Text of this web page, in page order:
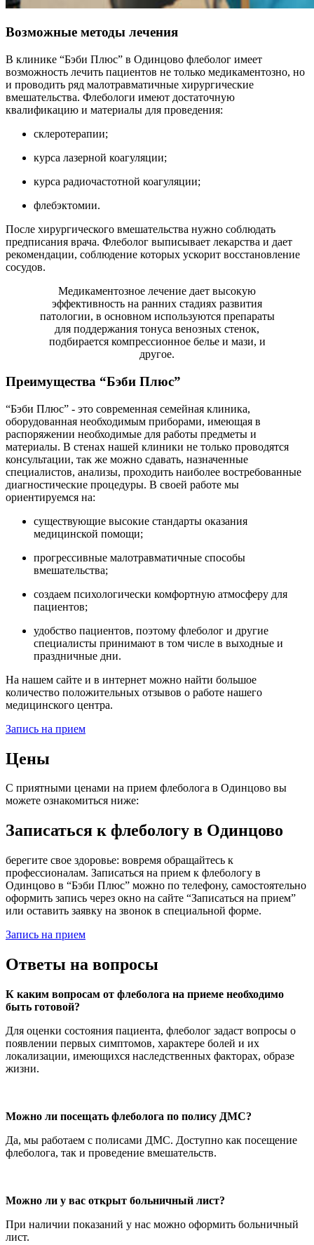
Возможные методы лечения
В клинике “Бэби Плюс” в Одинцово флеболог имеет
возможность лечить пациентов не только медикаментозно, но
и проводить ряд малотравматичные хирургические
вмешательства. Флебологи имеют достаточную
квалификацию и материалы для проведения:
склеротерапии;
курса лазерной коагуляции;
курса радиочастотной коагуляции;
флебэктомии.
После хирургического вмешательства нужно соблюдать
предписания врача. Флеболог выписывает лекарства и дает
рекомендации, соблюдение которых ускорит восстановление
сосудов.
Медикаментозное лечение дает высокую
эффективность на ранних стадиях развития
патологии, в основном используются препараты
для поддержания тонуса венозных стенок,
подбирается компрессионное белье и мази, и
другое.
Преимущества “Бэби Плюс”
“Бэби Плюс” - это современная семейная клиника,
оборудованная необходимым приборами, имеющая в
распоряжении необходимые для работы предметы и
материалы. В стенах нашей клиники не только проводятся
консультации, так же можно сдавать, назначенные
специалистов, анализы, проходить наиболее востребованные
диагностические процедуры. В своей работе мы
ориентируемся на:
существующие высокие стандарты оказания
медицинской помощи;
прогрессивные малотравматичные способы
вмешательства;
создаем психологически комфортную атмосферу для
пациентов;
удобство пациентов, поэтому флеболог и другие
специалисты принимают в том числе в выходные и
праздничные дни.
На нашем сайте и в интернет можно найти большое
количество положительных отзывов о работе нашего
медицинского центра.
Запись на прием
Цены
С приятными ценами на прием флеболога в Одинцово вы
можете ознакомиться ниже:
Записаться к флебологу в Одинцово
берегите свое здоровье: вовремя обращайтесь к
профессионалам. Записаться на прием к флебологу в
Одинцово в “Бэби Плюс” можно по телефону, самостоятельно
оформить запись через окно на сайте “Записаться на прием”
или оставить заявку на звонок в специальной форме.
Запись на прием
Ответы на вопросы
К каким вопросам от флеболога на приеме необходимо
быть готовой?
Для оценки состояния пациента, флеболог задаст вопросы о
появлении первых симптомов, характере болей и их
локализации, имеющихся наследственных факторах, образе
жизни.
Можно ли посещать флеболога по полису ДМС?
Да, мы работаем с полисами ДМС. Доступно как посещение
флеболога, так и проведение вмешательств.
Можно ли у вас открыт больничный лист?
При наличии показаний у нас можно оформить больничный
лист.